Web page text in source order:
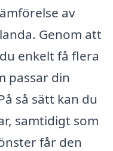
av
Genom att
enkelt få flera
passar din
så sätt kan du
samtidigt som
får den